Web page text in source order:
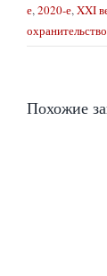
е, 2020-е, XXI
охранительство
Похожие